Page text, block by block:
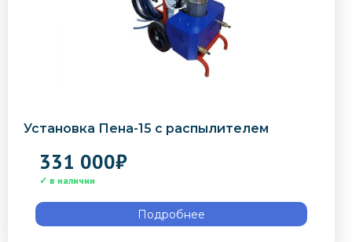
Установка Пена-15 с распылителем
331 000₽
Подробнее